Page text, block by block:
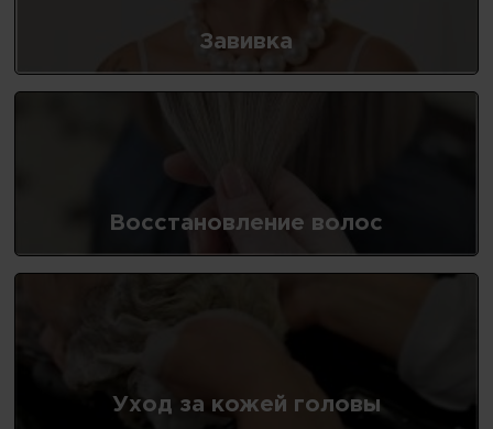
Завивка
Восстановление волос
Уход за кожей головы